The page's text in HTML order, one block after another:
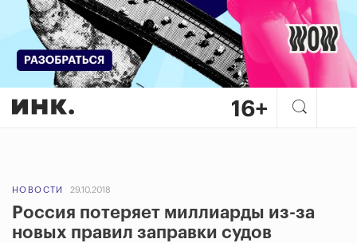
НОВОСТИ 29.10.2018
Россия потеряет миллиарды из-за
новых правил заправки судов